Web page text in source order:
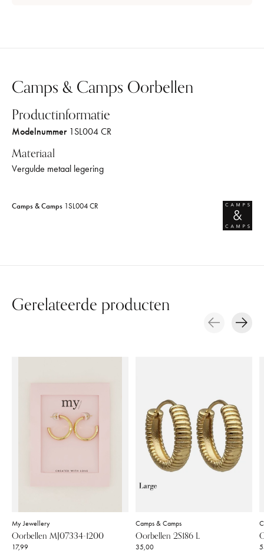
Camps & Camps Oorbellen
Productinformatie
Modelnummer1SL004 CR
Materiaal
Vergulde metaal legering
Camps & Camps 1SL004 CR
Gerelateerde producten
My Jewellery
Oorbellen MJ07334-1200
17,99
Camps & Camps
Oorbellen 2S186 L
35,00